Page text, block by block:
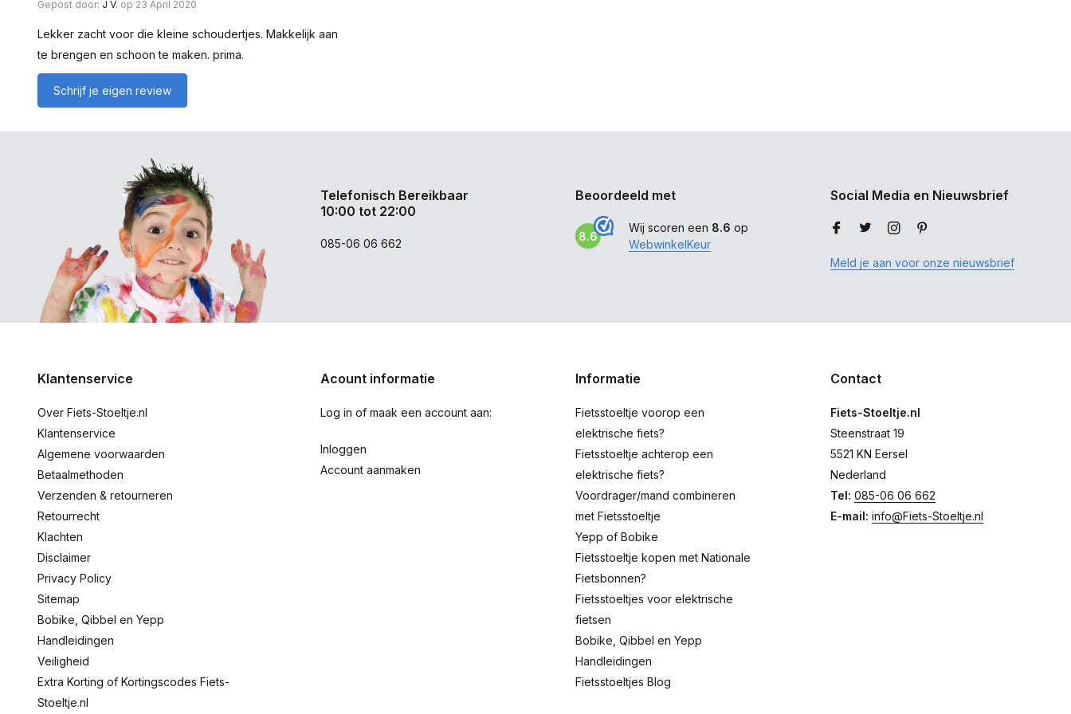
Gepost door: J V. op 23 April 2020
Lekker zacht voor die kleine schoudertjes. Makkelijk aan
te brengen en schoon te maken. prima.
Schrijf je eigen review
Telefonisch Bereikbaar
10:00 tot 22:00
085-06 06 662
Beoordeeld met
8.6
Wij scoren een 8.6 op
WebwinkelKeur
Social Media en Nieuwsbrief
Meld je aan voor onze nieuwsbrief
Klantenservice
Over Fiets-Stoeltje.nl
Klantenservice
Algemene voorwaarden
Betaalmethoden
Verzenden & retourneren
Retourrecht
Klachten
Disclaimer
Privacy Policy
Sitemap
Bobike, Qibbel en Yepp
Handleidingen
Veiligheid
Extra Korting of Kortingscodes Fiets-
Stoeltje.nl
Acount informatie
Log in of maak een account aan:
Inloggen
Account aanmaken
Informatie
Fietsstoeltje voorop een
elektrische fiets?
Fietsstoeltje achterop een
elektrische fiets?
Voordrager/mand combineren
met Fietsstoeltje
Yepp of Bobike
Fietsstoeltje kopen met Nationale
Fietsbonnen?
Fietsstoeltjes voor elektrische
fietsen
Bobike, Qibbel en Yepp
Handleidingen
Fietsstoeltjes Blog
Contact
Fiets-Stoeltje.nl
Steenstraat 19
5521 KN Eersel
Nederland
Tel: 085-06 06 662
E-mail: info@Fiets-Stoeltje.nl